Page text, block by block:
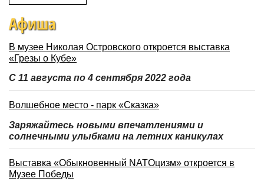
Афиша
В музее Николая Островского откроется выставка
«Грезы о Кубе»
С 11 августа по 4 сентября 2022 года
Волшебное место - парк «Сказка»
Заряжайтесь новыми впечатлениями и
солнечными улыбками на летних каникулах
Выставка «Обыкновенный NATOцизм» откроется в
Музее Победы